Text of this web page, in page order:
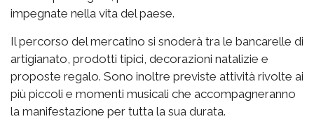
impegnate nella vita del paese.
Il percorso del mercatino si snoderà tra le bancarelle di
artigianato, prodotti tipici, decorazioni natalizie e
proposte regalo. Sono inoltre previste attività rivolte ai
più piccoli e momenti musicali che accompagneranno
la manifestazione per tutta la sua durata.